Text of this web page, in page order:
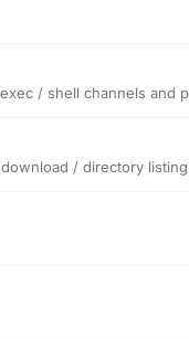
/ shell channels
/ directory